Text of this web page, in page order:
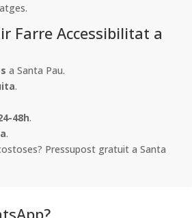
Farre Accessibilitat a
a Santa Pau.
.
48h.
.
Pressupost gratuit a Santa